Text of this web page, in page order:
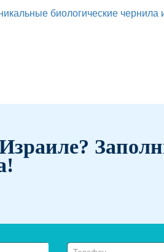
биологические чернила